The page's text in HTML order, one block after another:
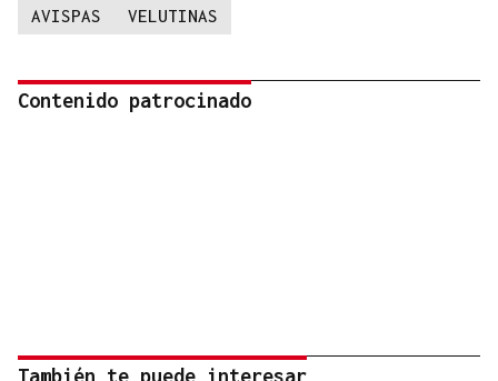
AVISPAS VELUTINAS
Contenido patrocinado